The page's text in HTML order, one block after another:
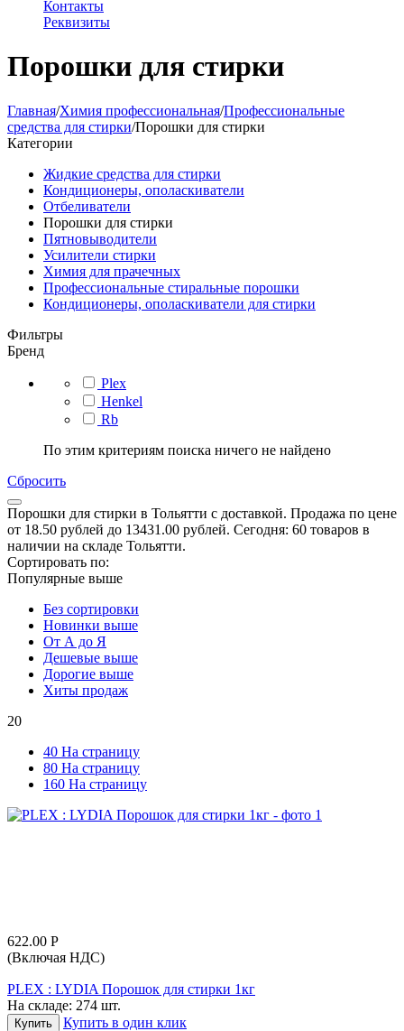
Контакты
Реквизиты
Порошки для стирки
Главная/Химия профессиональная/Профессиональные
средства для стирки/Порошки для стирки
Категории
Жидкие средства для стирки
Кондиционеры, ополаскиватели
Отбеливатели
Порошки для стирки
Пятновыводители
Усилители стирки
Химия для прачечных
Профессиональные стиральные порошки
Кондиционеры, ополаскиватели для стирки
Фильтры
Бренд
Plex
Henkel
Rb
По этим критериям поиска ничего не найдено
Сбросить
Порошки для стирки в Тольятти с доставкой. Продажа по цене
от 18.50 рублей до 13431.00 рублей. Сегодня: 60 товаров в
наличии на складе Тольятти.
Сортировать по:
Популярные выше
Без сортировки
Новинки выше
От А до Я
Дешевые выше
Дорогие выше
Хиты продаж
20
40 На страницу
80 На страницу
160 На страницу
622.00 Р
(Включая НДС)
PLEX : LYDIA Порошок для стирки 1кг
На складе: 274 шт.
Купить Купить в один клик